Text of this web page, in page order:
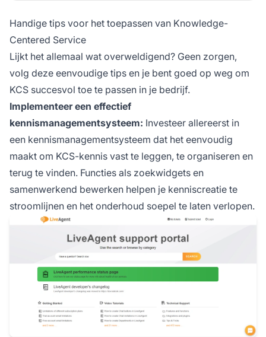
Handige tips voor het toepassen van Knowledge-
Centered Service
Lijkt het allemaal wat overweldigend? Geen zorgen,
volg deze eenvoudige tips en je bent goed op weg om
KCS succesvol toe te passen in je bedrijf.
Implementeer een effectief
kennismanagementsysteem: Investeer allereerst in
een kennismanagementsysteem dat het eenvoudig
maakt om KCS-kennis vast te leggen, te organiseren en
terug te vinden. Functies als zoekwidgets en
samenwerkend bewerken helpen je kenniscreatie te
stroomlijnen en het onderhoud soepel te laten verlopen.